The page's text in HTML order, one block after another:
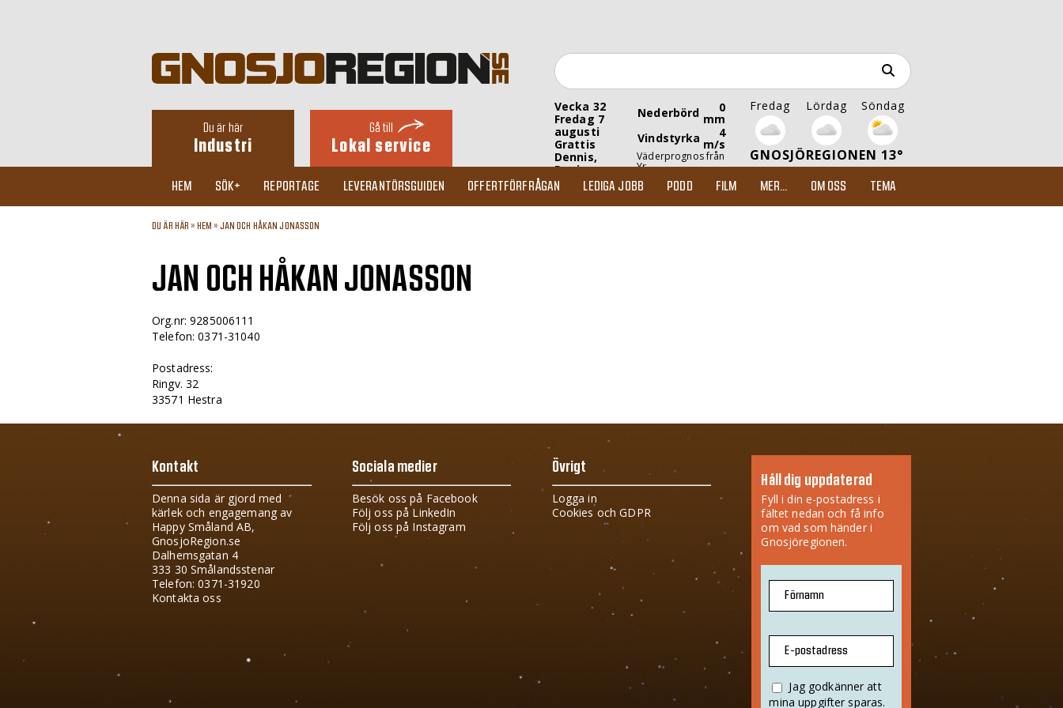
Du är här
Industri
Gå till
Lokal service
Vecka 32
Fredag 7
augusti
Grattis
Dennis,
Denise
Nederbörd 0
mm
Vindstyrka
4
m/s
Väderprognos från
Yr
Fredag Lördag Söndag
GNOSJÖREGIONEN 13°
HEM SÖK+ REPORTAGE LEVERANTÖRSGUIDEN OFFERTFÖRFRÅGAN LEDIGA JOBB PODD FILM MER... OM OSS TEMA
DU ÄR HÄR » HEM » JAN OCH HÅKAN JONASSON
JAN OCH HÅKAN JONASSON
Org.nr: 9285006111
Telefon: 0371-31040
Postadress:
Ringv. 32
33571 Hestra
Kontakt
Denna sida är gjord med
kärlek och engagemang av
Happy Småland AB,
GnosjoRegion.se
Dalhemsgatan 4
333 30 Smålandsstenar
Telefon: 0371-31920
Kontakta oss
Sociala medier
Besök oss på Facebook
Följ oss på LinkedIn
Följ oss på Instagram
Övrigt
Logga in
Cookies och GDPR
Håll dig uppdaterad
Fyll i din e-postadress i
fältet nedan och få info
om vad som händer i
Gnosjöregionen.
Förnamn
E-postadress
Jag godkänner att
mina uppgifter sparas.